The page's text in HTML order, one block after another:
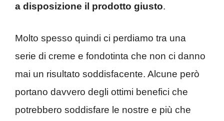
a disposizione il prodotto giusto.
Molto spesso quindi ci perdiamo tra una
serie di creme e fondotinta che non ci danno
mai un risultato soddisfacente. Alcune però
portano davvero degli ottimi benefici che
potrebbero soddisfare le nostre e più che